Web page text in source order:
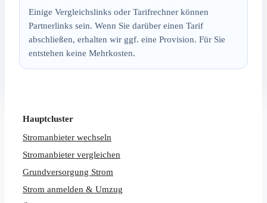
Einige Vergleichslinks oder Tarifrechner können
Partnerlinks sein. Wenn Sie darüber einen Tarif
abschließen, erhalten wir ggf. eine Provision. Für Sie
entstehen keine Mehrkosten.
Hauptcluster
Stromanbieter wechseln
Stromanbieter vergleichen
Grundversorgung Strom
Strom anmelden & Umzug